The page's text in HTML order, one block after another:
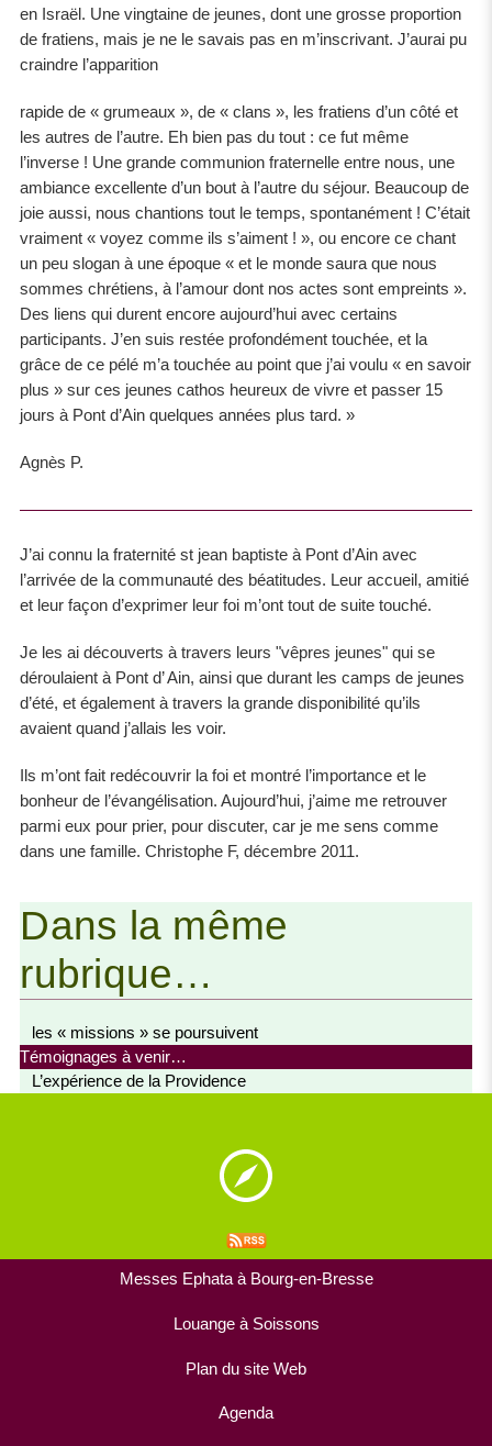
en Israël. Une vingtaine de jeunes, dont une grosse proportion
de fratiens, mais je ne le savais pas en m’inscrivant. J’aurai pu
craindre l’apparition
rapide de « grumeaux », de « clans », les fratiens d’un côté et
les autres de l’autre. Eh bien pas du tout : ce fut même
l’inverse ! Une grande communion fraternelle entre nous, une
ambiance excellente d’un bout à l’autre du séjour. Beaucoup de
joie aussi, nous chantions tout le temps, spontanément ! C’était
vraiment « voyez comme ils s’aiment ! », ou encore ce chant
un peu slogan à une époque « et le monde saura que nous
sommes chrétiens, à l’amour dont nos actes sont empreints ».
Des liens qui durent encore aujourd’hui avec certains
participants. J’en suis restée profondément touchée, et la
grâce de ce pélé m’a touchée au point que j’ai voulu « en savoir
plus » sur ces jeunes cathos heureux de vivre et passer 15
jours à Pont d’Ain quelques années plus tard. »
Agnès P.
J’ai connu la fraternité st jean baptiste à Pont d’Ain avec
l’arrivée de la communauté des béatitudes. Leur accueil, amitié
et leur façon d’exprimer leur foi m’ont tout de suite touché.
Je les ai découverts à travers leurs "vêpres jeunes" qui se
déroulaient à Pont d’ Ain, ainsi que durant les camps de jeunes
d’été, et également à travers la grande disponibilité qu’ils
avaient quand j’allais les voir.
Ils m’ont fait redécouvrir la foi et montré l’importance et le
bonheur de l’évangélisation. Aujourd’hui, j’aime me retrouver
parmi eux pour prier, pour discuter, car je me sens comme
dans une famille. Christophe F, décembre 2011.
Dans la même
rubrique…
les « missions » se poursuivent
Témoignages à venir…
L’expérience de la Providence
Messes Ephata à Bourg-en-Bresse
Louange à Soissons
Plan du site Web
Agenda